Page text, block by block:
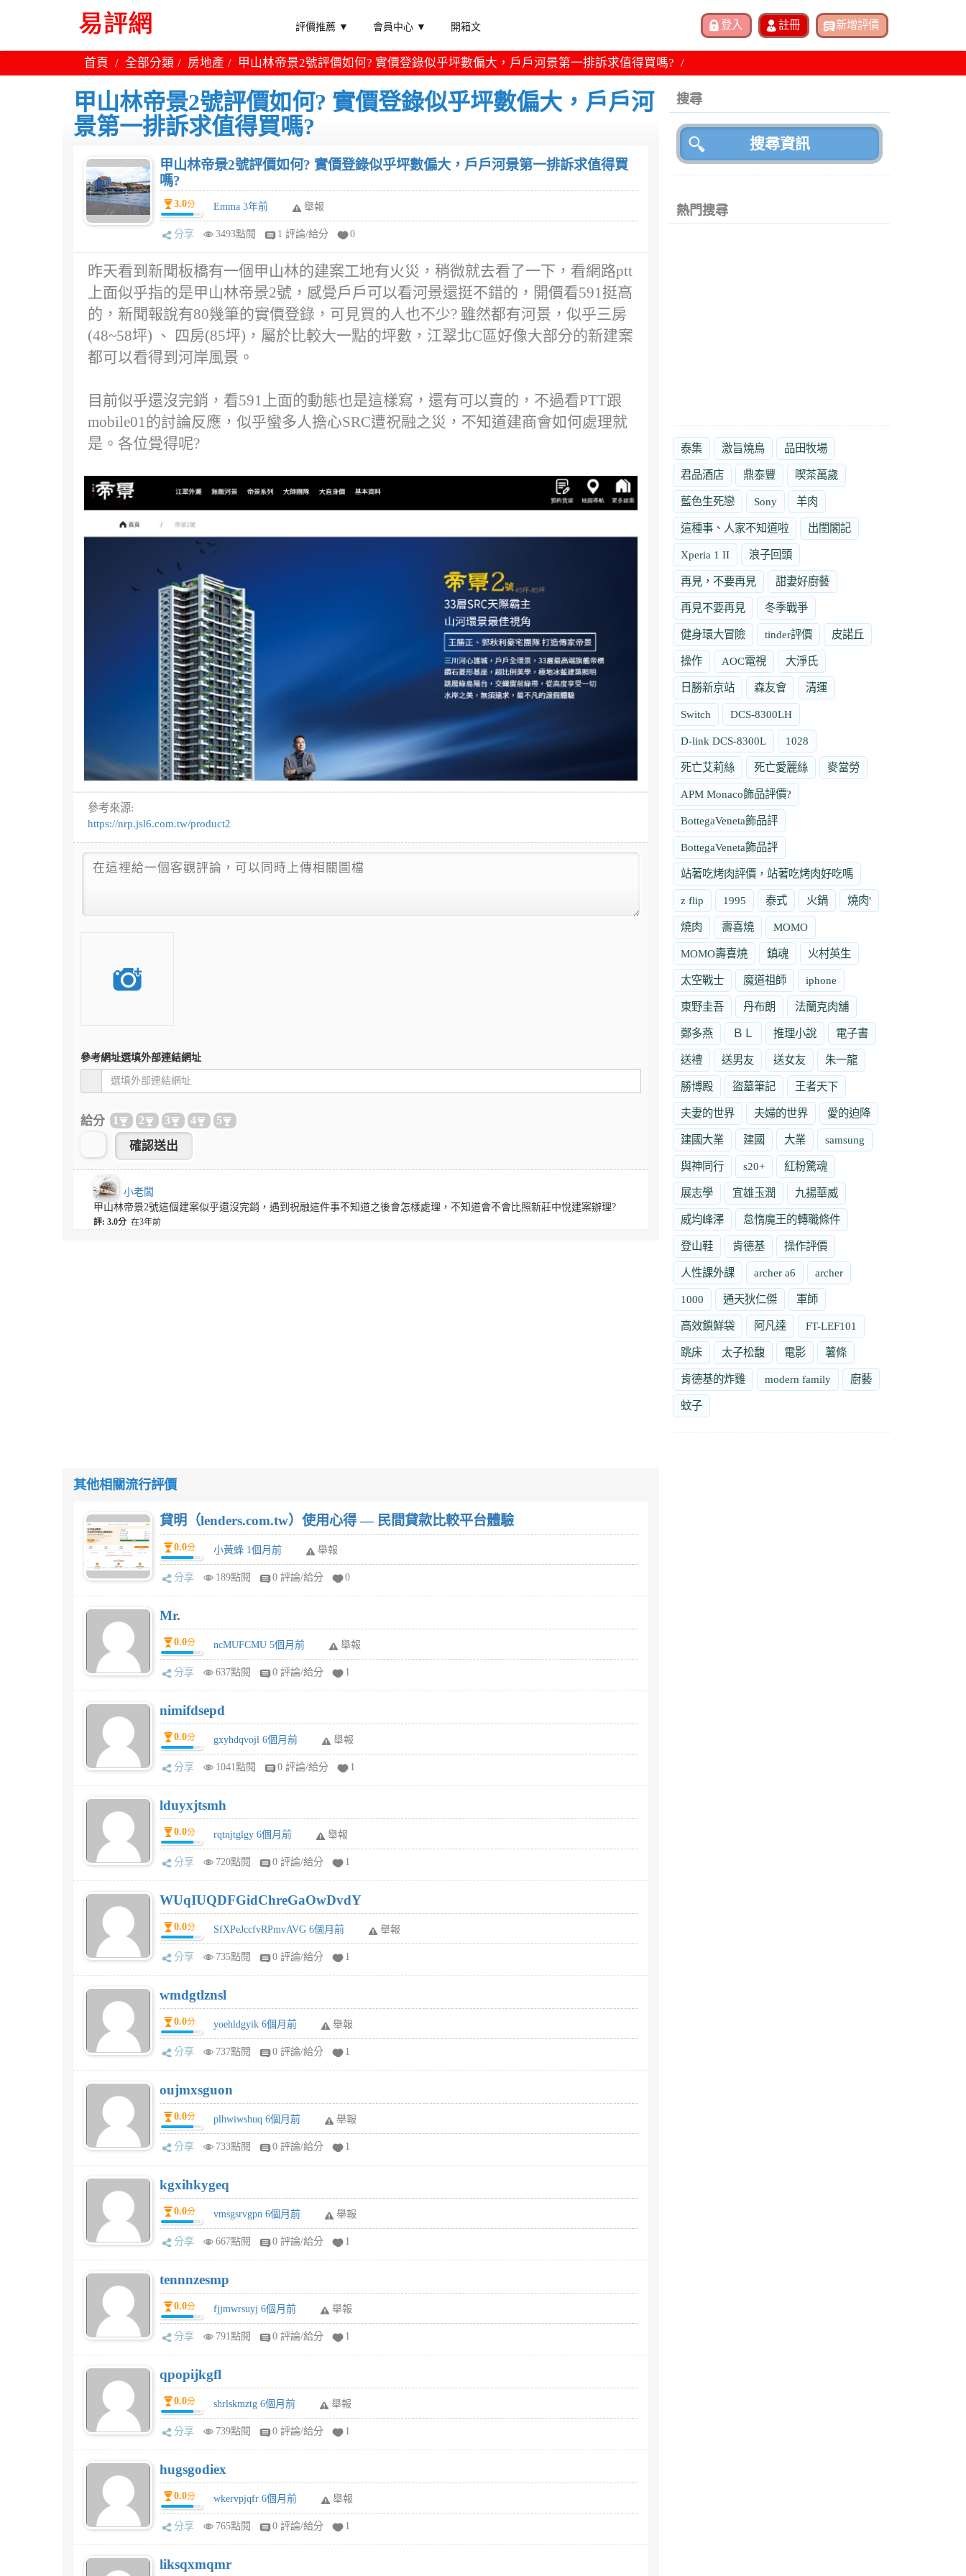
評價推薦 ▼ 會員中心 ▼ 開箱文
首頁 全部分類 房地產 甲山林帝景2號評價如何? 實價登錄似乎坪數偏大，戶戶河景第一排訴求值得買嗎?
甲山林帝景2號評價如何? 實價登錄似乎坪數偏大，戶戶河
景第一排訴求值得買嗎?
甲山林帝景2號評價如何? 實價登錄似乎坪數偏大，戶戶河景第一排訴求值得買
嗎?
3.0分 Emma 3年前 舉報
分享 3493點閱 1 評論/給分 0
昨天看到新聞板橋有一個甲山林的建案工地有火災，稍微就去看了一下，看網路ptt
上面似乎指的是甲山林帝景2號，感覺戶戶可以看河景還挺不錯的，開價看591挺高
的，新聞報說有80幾筆的實價登錄，可見買的人也不少? 雖然都有河景，似乎三房
(48~58坪) 、 四房(85坪)，屬於比較大一點的坪數，江翠北C區好像大部分的新建案
都可以看得到河岸風景。
目前似乎還沒完銷，看591上面的動態也是這樣寫，還有可以賣的，不過看PTT跟
mobile01的討論反應，似乎蠻多人擔心SRC遭祝融之災，不知道建商會如何處理就
是。各位覺得呢?
參考來源:
https://nrp.jsl6.com.tw/product2
參考網址選填外部連結網址
給分 1 2 3 4 5
小老闆
甲山林帝景2號這個建案似乎還沒完銷，遇到祝融這件事不知道之後會怎樣處理，不知道會不會比照新莊中悅建案辦理?
評: 3.0分 在3年前
其他相關流行評價
貸明（lenders.com.tw）使用心得 — 民間貸款比較平台體驗
0.0分 小黃蜂 1個月前 舉報
分享 189點閱 0 評論/給分 0
Mr.
0.0分 ncMUFCMU 5個月前 舉報
分享 637點閱 0 評論/給分 1
nimifdsepd
0.0分 gxyhdqvojl 6個月前 舉報
分享 1041點閱 0 評論/給分 1
lduyxjtsmh
0.0分 rqtnjtglgy 6個月前 舉報
分享 720點閱 0 評論/給分 1
WUqIUQDFGidChreGaOwDvdY
0.0分 SfXPeJccfvRPmvAVG 6個月前 舉報
分享 735點閱 0 評論/給分 1
wmdgtlznsl
0.0分 yoehldgyik 6個月前 舉報
分享 737點閱 0 評論/給分 1
oujmxsguon
0.0分 plhwiwshuq 6個月前 舉報
分享 733點閱 0 評論/給分 1
kgxihkygeq
0.0分 vmsgsrvgpn 6個月前 舉報
分享 667點閱 0 評論/給分 1
tennnzesmp
0.0分 fjjmwrsuyj 6個月前 舉報
分享 791點閱 0 評論/給分 1
qpopijkgfl
0.0分 shrlskmztg 6個月前 舉報
分享 739點閱 0 評論/給分 1
hugsgodiex
0.0分 wkervpjqfr 6個月前 舉報
分享 765點閱 0 評論/給分 1
liksqxmqmr
搜尋
熱門搜尋
泰集 激旨燒鳥 品田牧場
君品酒店 鼎泰豐 喫茶萬歲
藍色生死戀 Sony 羊肉
這種事、人家不知道啦 出閨閣記
Xperia 1 II 浪子回頭
再見，不要再見 甜妻好廚藝
再見不要再見 冬季戰爭
健身環大冒險 tinder評價 皮諾丘
操作 AOC電視 大淨氏
日勝新京站 森友會 清運
Switch DCS-8300LH
D-link DCS-8300L 1028
死亡艾莉絲 死亡愛麗絲 麥當勞
APM Monaco飾品評價?
BottegaVeneta飾品評
BottegaVeneta飾品評
站著吃烤肉評價，站著吃烤肉好吃嗎
z flip 1995 泰式 火鍋 燒肉'
燒肉 壽喜燒 MOMO
MOMO壽喜燒 鎮魂 火村英生
太空戰士 魔道祖師 iphone
東野圭吾 丹布朗 法蘭克肉舖
鄭多燕 ＢＬ 推理小說 電子書
送禮 送男友 送女友 朱一龍
勝博殿 盜墓筆記 王者天下
夫妻的世界 夫婦的世界 愛的迫降
建國大業 建國 大業 samsung
與神同行 s20+ 紅粉驚魂
展志學 宜雄玉潤 九揚華威
威均峰澤 怠惰魔王的轉職條件
登山鞋 肯德基 操作評價
人性課外課 archer a6 archer
1000 通天狄仁傑 軍師
高效鎖鮮袋 阿凡達 FT-LEF101
跳床 太子松馥 電影 薯條
肯德基的炸雞 modern family 廚藝
蚊子